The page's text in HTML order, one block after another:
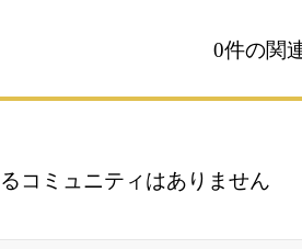
0件の関
コミュニティはありません